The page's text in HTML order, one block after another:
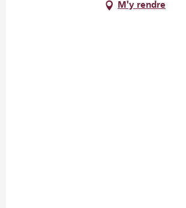
M'y rendre